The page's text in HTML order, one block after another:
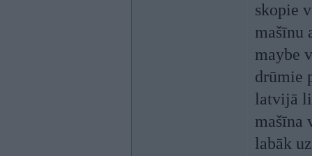
skopie
mašīnu
maybe
drūmie
latvijā
mašīna
labāk